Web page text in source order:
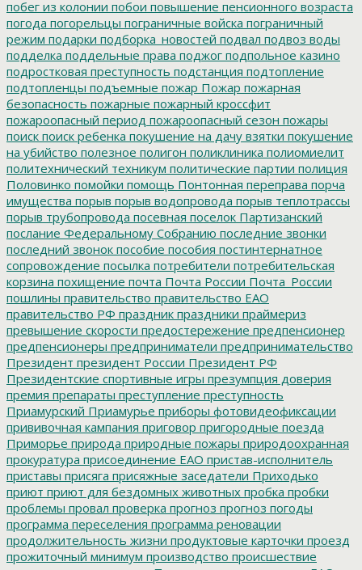
побег из колонии побои повышение пенсионного возраста
погода погорельцы пограничные войска пограничный
режим подарки подборка_новостей подвал подвоз воды
подделка поддельные права поджог подпольное казино
подростковая преступность подстанция подтопление
подтопленцы подъемные пожар Пожар пожарная
безопасность пожарные пожарный кроссфит
пожароопасный период пожароопасный сезон пожары
поиск поиск ребенка покушение на дачу взятки покушение
на убийство полезное полигон поликлиника полиомиелит
политехнический техникум политические партии полиция
Половинко помойки помощь Понтонная переправа порча
имущества порыв порыв водопровода порыв теплотрассы
порыв трубопровода посевная поселок Партизанский
послание Федеральному Собранию последние звонки
последний звонок пособие пособия постинтернатное
сопровождение посылка потребители потребительская
корзина похищение почта Почта России Почта_России
пошлины правительство правительство ЕАО
правительство РФ праздник праздники праймериз
превышение скорости предостережение предпенсионер
предпенсионеры предприниматели предпринимательство
Президент президент России Президент РФ
Президентские спортивные игры презумпция доверия
премия препараты преступление преступность
Приамурский Приамурье приборы фотовидеофиксации
прививочная кампания приговор пригородные поезда
Приморье природа природные пожары природоохранная
прокуратура присоединение ЕАО пристав-исполнитель
приставы присяга присяжные заседатели Приходько
приют приют для бездомных животных пробка пробки
проблемы провал проверка прогноз прогноз погоды
программа переселения программа реновации
продолжительность жизни продуктовые карточки проезд
прожиточный минимум производство происшествие